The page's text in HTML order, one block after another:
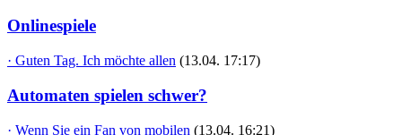
Onlinespiele
· Guten Tag. Ich möchte allen (13.04. 17:17)
Automaten spielen schwer?
· Wenn Sie ein Fan von mobilen (13.04. 16:21)